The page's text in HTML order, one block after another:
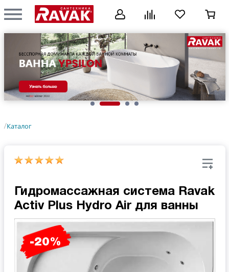
/Каталог
Гидромассажная система Ravak
Activ Plus Hydro Air для ванны
-20%